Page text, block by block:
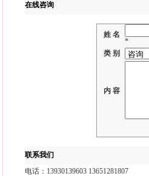
在线咨询
姓 名
*
类 别
内 容
联系我们
电话：13930139603 13651281807